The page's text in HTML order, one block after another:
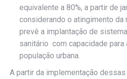
equivalente a 80%, a partir de
considerando o atingimento da
prevê a implantação de
sanitário com capacidade para
população urbana.
A partir da implementação